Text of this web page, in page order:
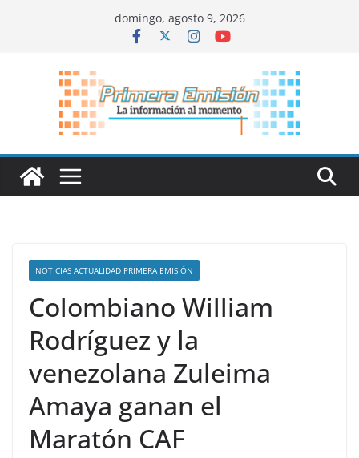
domingo, agosto 9, 2026
NOTICIAS ACTUALIDAD PRIMERA EMISIÓN
Colombiano William
Rodríguez y la
venezolana Zuleima
Amaya ganan el
Maratón CAF